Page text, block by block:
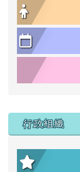
行政組織